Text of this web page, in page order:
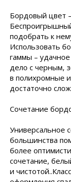
Бордовый цвет
подобрать к
Использовать
гаммы –
дело с черным,
в полихромные
достаточно
Сочетание
Универсальное
большинства
более
сочетание,
и